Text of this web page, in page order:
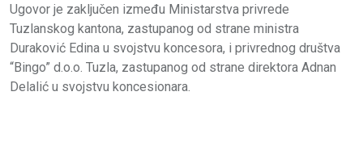
Ugovor je zaključen između Ministarstva privrede
Tuzlanskog kantona, zastupanog od strane ministra
Duraković Edina u svojstvu koncesora, i privrednog društva
“Bingo” d.o.o. Tuzla, zastupanog od strane direktora Adnan
Delalić u svojstvu koncesionara.